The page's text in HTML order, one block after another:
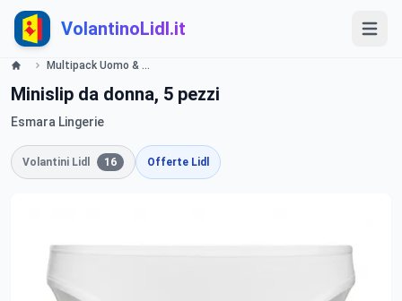
VolantinoLidl.it
Multipack Uomo & Donna Offerte valide da giovedì 20 giugno 2019 Lidl
Minislip da donna, 5 pezzi
Esmara Lingerie
Volantini Lidl 16 Offerte Lidl